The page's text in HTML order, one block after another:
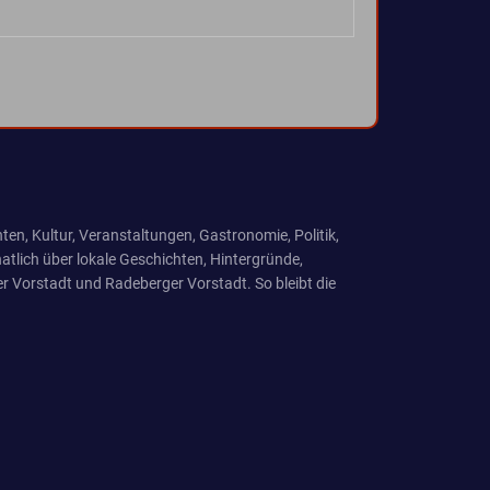
Kultur, Veranstaltungen, Gastronomie, Politik,
über lokale Geschichten, Hintergründe,
Vorstadt und Radeberger Vorstadt. So bleibt die